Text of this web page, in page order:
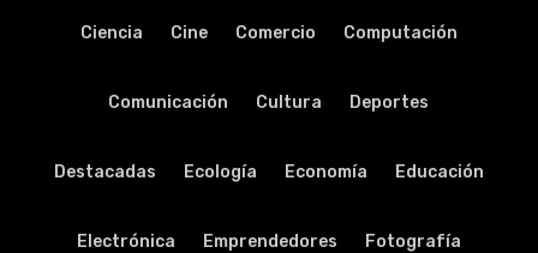
Ciencia Cine Comercio Computación
Comunicación Cultura Deportes
Destacadas Ecología Economía Educación
Electrónica Emprendedores Fotografía